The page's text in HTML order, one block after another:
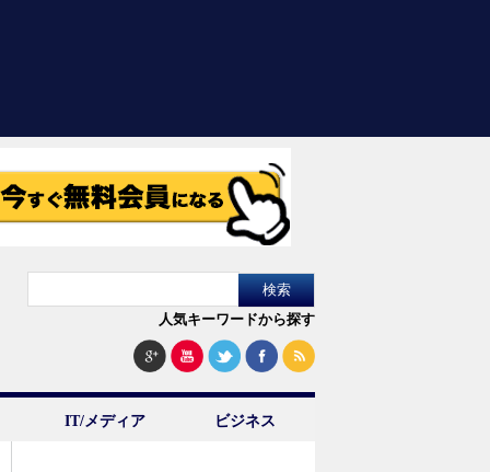
人気キーワードから探す
IT/メディア ビジネス